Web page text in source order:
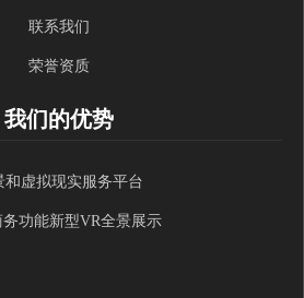
联系我们
荣誉资质
我们的优势
和虚拟现实服务平台
务功能新型VR全景展示